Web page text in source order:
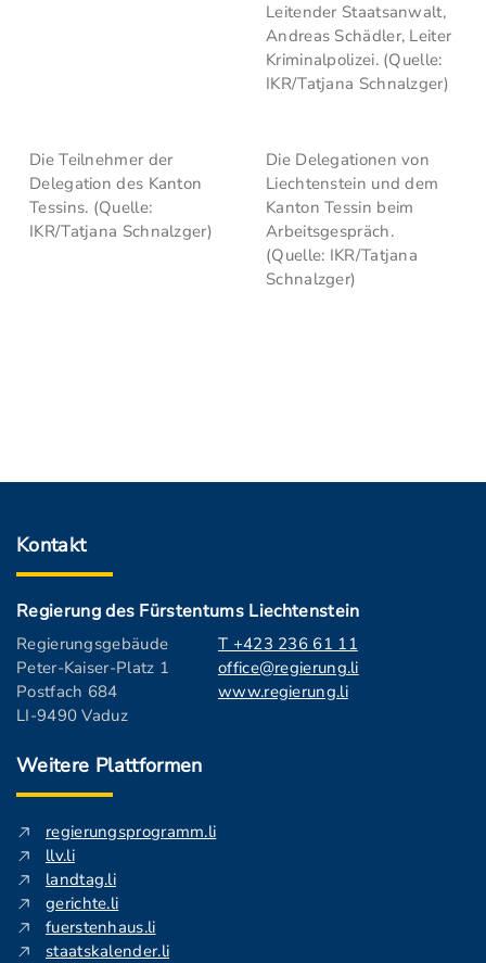
Leitender Staatsanwalt,
Andreas Schädler, Leiter
Kriminalpolizei. (Quelle:
IKR/Tatjana Schnalzger)
Die Teilnehmer der
Delegation des Kanton
Tessins. (Quelle:
IKR/Tatjana Schnalzger)
Die Delegationen von
Liechtenstein und dem
Kanton Tessin beim
Arbeitsgespräch.
(Quelle: IKR/Tatjana
Schnalzger)
Kontakt
Regierung des Fürstentums Liechtenstein
Regierungsgebäude
Peter-Kaiser-Platz 1
Postfach 684
LI-9490 Vaduz
T +423 236 61 11
office@regierung.li
www.regierung.li
Weitere Plattformen
regierungsprogramm.li
llv.li
landtag.li
gerichte.li
fuerstenhaus.li
staatskalender.li